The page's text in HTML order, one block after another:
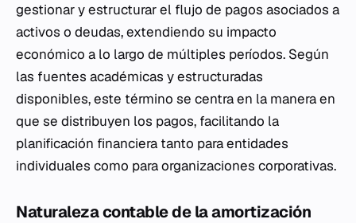
gestionar y estructurar el flujo de pagos asociados a
activos o deudas, extendiendo su impacto
económico a lo largo de múltiples períodos. Según
las fuentes académicas y estructuradas
disponibles, este término se centra en la manera en
que se distribuyen los pagos, facilitando la
planificación financiera tanto para entidades
individuales como para organizaciones corporativas.
Naturaleza contable de la amortización